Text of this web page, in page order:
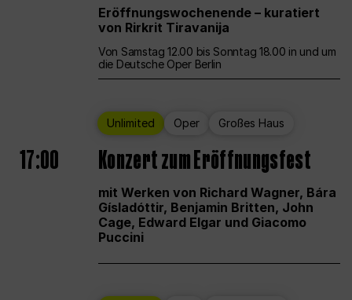
Eröffnungswochenende – kuratiert
von Rirkrit Tiravanija
Von Samstag 12.00 bis Sonntag 18.00 in und um
die Deutsche Oper Berlin
Unlimited Oper Großes Haus
17:00 Konzert zum Eröffnungsfest
mit Werken von Richard Wagner, Bára
Gísladóttir, Benjamin Britten, John
Cage, Edward Elgar und Giacomo
Puccini